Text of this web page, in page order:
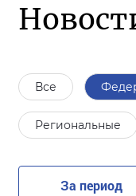
Все
Региональные
За период